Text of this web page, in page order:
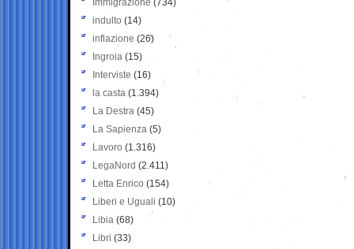
Immigrazione (734)
indulto (14)
inflazione (26)
Ingroia (15)
Interviste (16)
la casta (1.394)
La Destra (45)
La Sapienza (5)
Lavoro (1.316)
LegaNord (2.411)
Letta Enrico (154)
Liberi e Uguali (10)
Libia (68)
Libri (33)